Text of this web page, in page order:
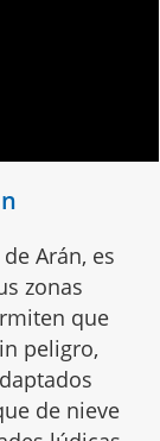
Arán, es
zonas
que
peligro,
de nieve